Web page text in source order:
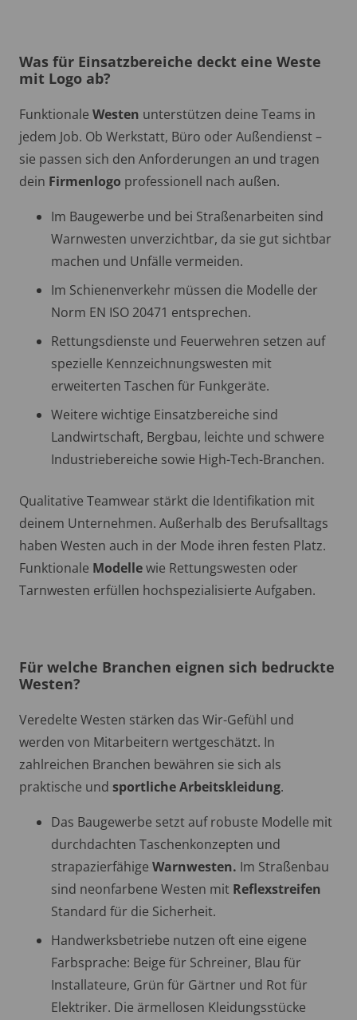
Was für Einsatzbereiche deckt eine Weste
mit Logo ab?
Funktionale Westen unterstützen deine Teams in
jedem Job. Ob Werkstatt, Büro oder Außendienst –
sie passen sich den Anforderungen an und tragen
dein Firmenlogo professionell nach außen.
Im Baugewerbe und bei Straßenarbeiten sind
Warnwesten unverzichtbar, da sie gut sichtbar
machen und Unfälle vermeiden.
Im Schienenverkehr müssen die Modelle der
Norm EN ISO 20471 entsprechen.
Rettungsdienste und Feuerwehren setzen auf
spezielle Kennzeichnungswesten mit
erweiterten Taschen für Funkgeräte.
Weitere wichtige Einsatzbereiche sind
Landwirtschaft, Bergbau, leichte und schwere
Industriebereiche sowie High-Tech-Branchen.
Qualitative Teamwear stärkt die Identifikation mit
deinem Unternehmen. Außerhalb des Berufsalltags
haben Westen auch in der Mode ihren festen Platz.
Funktionale Modellewie Rettungswesten oder
Tarnwesten erfüllen hochspezialisierte Aufgaben.
Für welche Branchen eignen sich bedruckte
Westen?
Veredelte Westen stärken das Wir-Gefühl und
werden von Mitarbeitern wertgeschätzt. In
zahlreichen Branchen bewähren sie sich als
praktische und sportlicheArbeitskleidung.
Das Baugewerbe setzt auf robuste Modelle mit
durchdachten Taschenkonzepten und
strapazierfähige Warnwesten. Im Straßenbau
sind neonfarbene Westen mit Reflexstreifen
Standard für die Sicherheit.
Handwerksbetriebe nutzen oft eine eigene
Farbsprache: Beige für Schreiner, Blau für
Installateure, Grün für Gärtner und Rot für
Elektriker. Die ärmellosen Kleidungsstücke